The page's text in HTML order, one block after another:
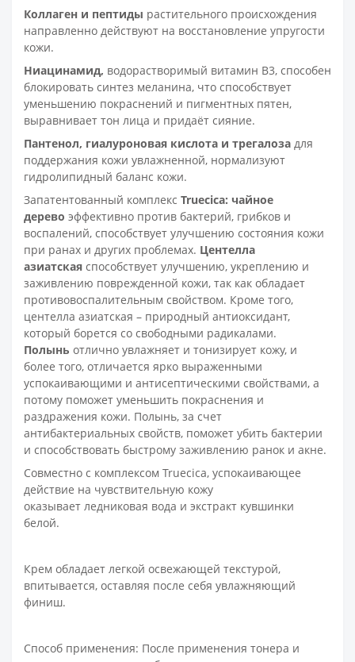
Коллаген и пептиды растительного происхождения
направленно действуют на восстановление упругости
кожи.
Ниацинамид, водорастворимый витамин В3, способен
блокировать синтез меланина, что способствует
уменьшению покраснений и пигментных пятен,
выравнивает тон лица и придаёт сияние.
Пантенол, гиалуроновая кислота и трегалоза для
поддержания кожи увлажненной, нормализуют
гидролипидный баланс кожи.
Запатентованный комплекс Truecica: чайное
дерево эффективно против бактерий, грибков и
воспалений, способствует улучшению состояния кожи
при ранах и других проблемах. Центелла
азиатская способствует улучшению, укреплению и
заживлению поврежденной кожи, так как обладает
противовоспалительным свойством. Кроме того,
центелла азиатская – природный антиоксидант,
который борется со свободными радикалами.
Полынь отлично увлажняет и тонизирует кожу, и
более того, отличается ярко выраженными
успокаивающими и антисептическими свойствами, а
потому поможет уменьшить покраснения и
раздражения кожи. Полынь, за счет
антибактериальных свойств, поможет убить бактерии
и способствовать быстрому заживлению ранок и акне.
Совместно c комплексом Truecica, успокаивающее
действие на чувствительную кожу
оказывает ледниковая вода и экстракт кувшинки
белой.
Крем обладает легкой освежающей текстурой,
впитывается, оставляя после себя увлажняющий
финиш.
Способ применения: После применения тонера и